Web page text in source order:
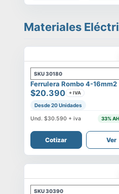
Materiales
SKU30180
Ferrulera Rombo 4-16mm2
$20.390 + IVA
Desde 20 Unidades
Und.$30.590 + iva 33%
Cotizar Ver
SKU30390